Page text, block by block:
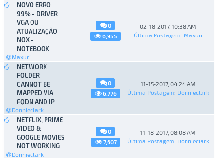
NOVO ERRO
99% - DRIVER
VGA OU
ATUALIZAÇÃO
NOX -
NOTEBOOK
Maxuri
0
6,955
02-18-2017, 10:38 AM
Última Postagem: Maxuri
NETWORK
FOLDER
CANNOT BE
MAPPED VIA
FQDN AND IP
Donnieclark
0
6,776
11-15-2017, 04:24 AM
Última Postagem: Donnieclark
NETFLIX, PRIME
VIDEO &
GOOGLE MOVIES
NOT WORKING
Donnieclark
0
7,607
11-18-2017, 08:08 AM
Última Postagem: Donnieclark